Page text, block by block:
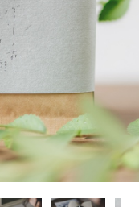
食品
すべて